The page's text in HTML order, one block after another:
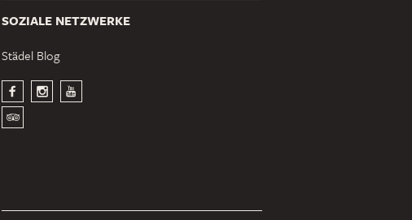
SOZIALE NETZWERKE
Städel Blog